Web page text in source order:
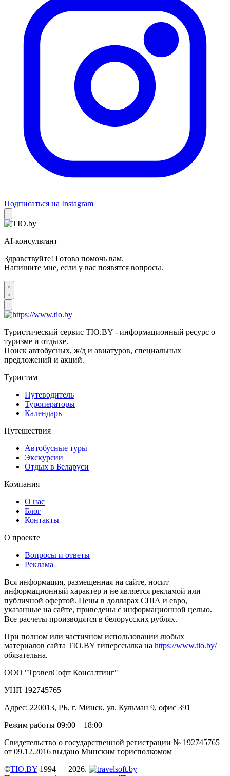
Подписаться на Instagram
AI-консультант
Здравствуйте! Готова помочь вам.
Напишите мне, если у вас появятся вопросы.
Туристический сервис TIO.BY - информационный ресурс о
туризме и отдыхе.
Поиск автобусных, ж/д и авиатуров, специальных
предложений и акций.
Туристам
Путеводитель
Туроператоры
Календарь
Путешествия
Автобусные туры
Экскурсии
Отдых в Беларуси
Компания
О нас
Блог
Контакты
О проекте
Вопросы и ответы
Реклама
Вся информация, размещенная на сайте, носит
информационный характер и не является рекламой или
публичной офертой. Цены в долларах США и евро,
указанные на сайте, приведены с информационной целью.
Все расчеты производятся в белорусских рублях.
При полном или частичном использовании любых
материалов сайта TIO.BY гиперссылка на https://www.tio.by/
обязательна.
ООО "ТрэвелСофт Консалтинг"
УНП 192745765
Адрес: 220013, РБ, г. Минск, ул. Кульман 9, офис 391
Режим работы 09:00 – 18:00
Свидетельство о государственной регистрации № 192745765
от 09.12.2016 выдано Минским горисполкомом
©TIO.BY 1994 — 2026.